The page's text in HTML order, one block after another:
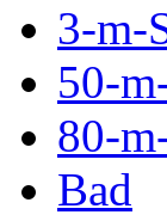
3-m-
50-
80-
Bad